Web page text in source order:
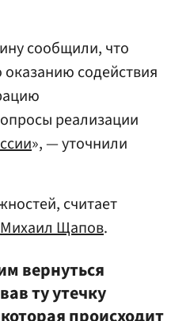
сообщили, что
оказанию содействия
реализации
», — уточнили
считает
Михаил Щапов.
вернуться
ту утечку